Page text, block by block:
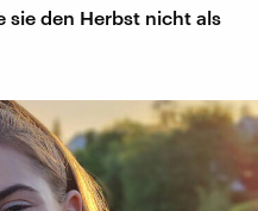
den Herbst nicht als